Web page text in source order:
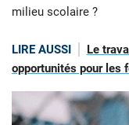
milieu scolaire ?
LIRE AUSSI
Le
opportunités pour les